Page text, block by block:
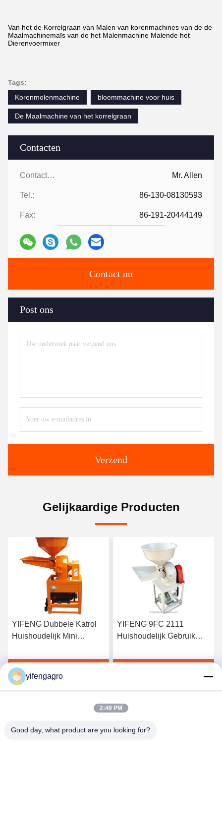
Contacten
Contacten: Mr. Allen
Tel.: 86-130-08130593
Fax: 86-191-20444149
Contact nu
Post ons
Verzend
Van het de Korrelgraan van Malen van korenmachines van de de
Maalmachinemaïs van de het Malenmachine Malende het
Dierenvoermixer
Tags:
Korenmolenmachine
bloemmachine voor huis
De Maalmachine van het korrelgraan
Gelijkaardige Producten
YIFENG Dubbele Katrol
Huishoudelijk Mini
YIFENG 9FC 2111
Huishoudelijk Gebruik
Capaciteit te Koop
yifengagro
2:49 PM
Good day, what product are you looking for?